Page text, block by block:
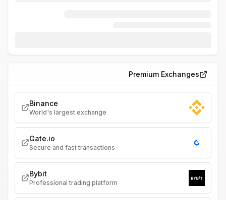
Premium Exchanges
Binance
World's largest exchange
Gate.io
Secure and fast transactions
Bybit
Professional trading platform